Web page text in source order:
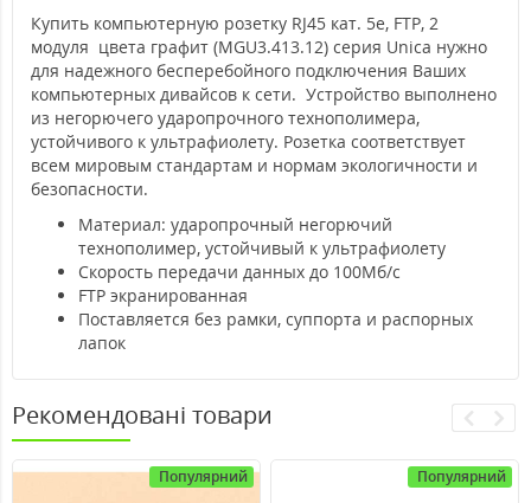
Купить компьютерную розетку RJ45 кат. 5е, FTP, 2
модуля цвета графит (MGU3.413.12) серия Unica нужно
для надежного бесперебойного подключения Ваших
компьютерных дивайсов к сети. Устройство выполнено
из негорючего ударопрочного технополимера,
устойчивого к ультрафиолету. Розетка соответствует
всем мировым стандартам и нормам экологичности и
безопасности.
Материал: ударопрочный негорючий
технополимер, устойчивый к ультрафиолету
Скорость передачи данных до 100Мб/с
FTP экранированная
Поставляется без рамки, суппорта и распорных
лапок
Рекомендовані товари
Популярний Популярний